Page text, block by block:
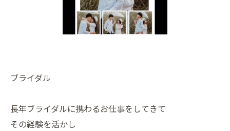
ブライダル
長年ブライダルに携わるお仕事をしてきて
その経験を活かし